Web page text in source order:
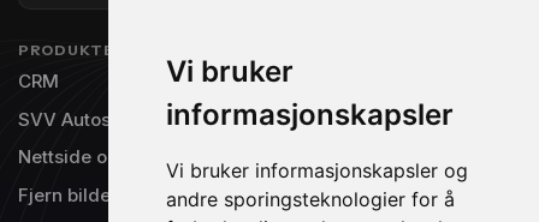
Vi bruker
informasjonskapsler
Vi bruker informasjonskapsler og
andre sporingsteknologier for å
PRODUKTER
CRM
SVV Autosys
Nettside og TV-visning
Fjern bilde bakgrunn
Priser
Gratisversjon
Om oss